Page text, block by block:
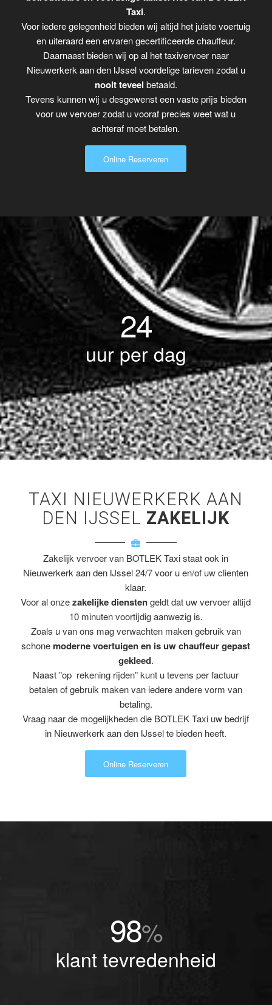
Taxi.
Voor iedere gelegenheid bieden wij altijd het juiste voertuig
en uiteraard een ervaren gecertificeerde chauffeur.
Daarnaast bieden wij op al het taxivervoer naar
Nieuwerkerk aan den IJssel voordelige tarieven zodat u
nooit teveel betaald.
Tevens kunnen wij u desgewenst een vaste prijs bieden
voor uw vervoer zodat u vooraf precies weet wat u
achteraf moet betalen.
Online Reserveren
24
uur per dag
TAXI NIEUWERKERK AAN
DEN IJSSEL ZAKELIJK
Zakelijk vervoer van BOTLEK Taxi staat ook in
Nieuwerkerk aan den IJssel 24/7 voor u en/of uw clienten
klaar.
Voor al onzezakelijke dienstengeldt dat uw vervoer altijd
10 minuten voortijdig aanwezig is.
Zoals u van ons mag verwachten maken gebruik van
schone moderne voertuigen en is uw chauffeur gepast
gekleed.
Naast ”op rekening rijden” kunt u tevens per factuur
betalen of gebruik maken van iedere andere vorm van
betaling.
Vraag naar de mogelijkheden die BOTLEK Taxi uw bedrijf
in Nieuwerkerk aan den IJssel te bieden heeft.
Online Reserveren
98%
klant tevredenheid